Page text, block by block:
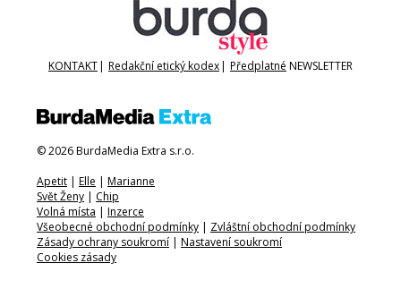
KONTAKT| Redakční etický kodex| Předplatné NEWSLETTER
© 2026 BurdaMedia Extra s.r.o.
Apetit | Elle | Marianne
Svět Ženy | Chip
Volná místa | Inzerce
Všeobecné obchodní podmínky | Zvláštní obchodní podmínky
Zásady ochrany soukromí | Nastavení soukromí
Cookies zásady